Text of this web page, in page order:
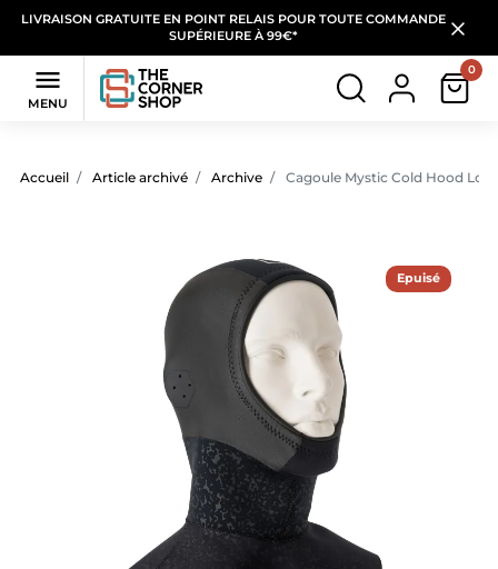
LIVRAISON GRATUITE EN POINT RELAIS POUR TOUTE COMMANDE
SUPÉRIEURE À 99€*

MENU
0
Accueil Article archivé Archive Cagoule Mystic Cold Hood
Epuisé